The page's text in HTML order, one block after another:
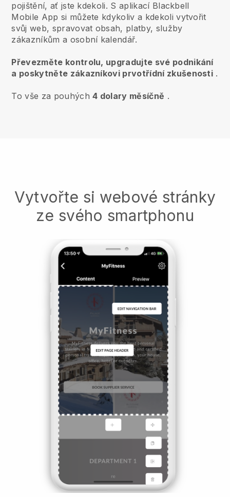
pojištění, ať jste kdekoli. S aplikací Blackbell
Mobile App si můžete kdykoliv a kdekoli vytvořit
svůj web, spravovat obsah, platby, služby
zákazníkům a osobní kalendář.
Převezměte kontrolu, upgradujte své podnikání
a poskytněte zákazníkovi prvotřídní zkušenosti .
To vše za pouhých4 dolary měsíčně .
Vytvořte si webové stránky
ze svého smartphonu